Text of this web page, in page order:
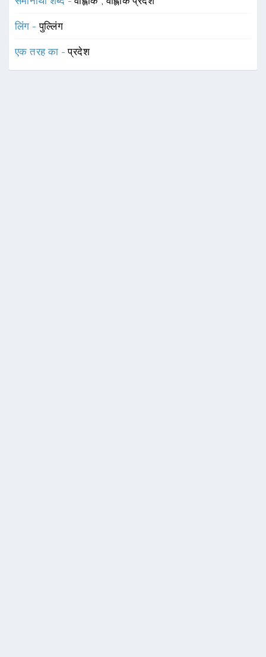
लिंग -पुल्लिंग
एक तरह का -प्रदेश